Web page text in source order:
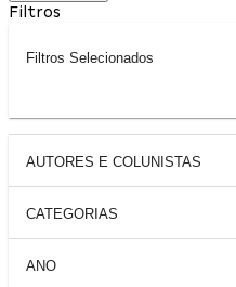
Filtros
Filtros Selecionados
AUTORES E COLUNISTAS
CATEGORIAS
ANO